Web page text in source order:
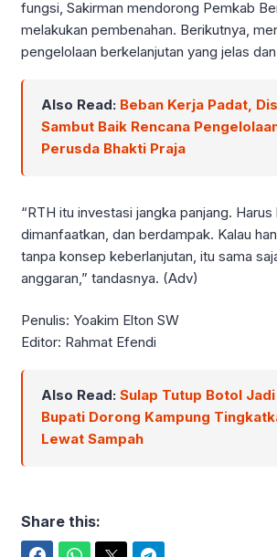
fungsi, Sakirman mendorong Pemkab
melakukan pembenahan. Berikutnya,
pengelolaan berkelanjutan yang jelas
Also Read: Beban Kerja Padat,
Sambut Baik Rencana
Perusda Bhakti Praja
“RTH itu investasi jangka panjang. Harus
dimanfaatkan, dan berdampak. Kalau
tanpa konsep keberlanjutan, itu sama
anggaran,” tandasnya. (Adv)
Penulis: Yoakim Elton SW
Editor: Rahmat Efendi
Also Read: Sulap Tutup Botol
Bupati Dorong Kampung
Lewat Sampah
Share this: